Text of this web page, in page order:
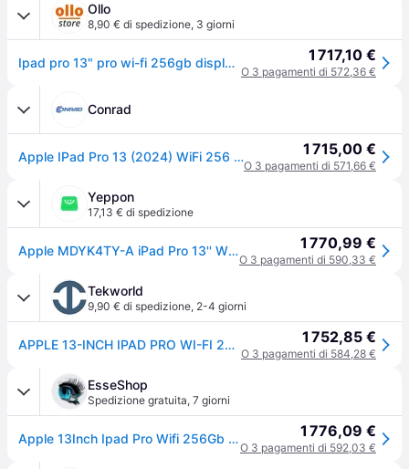
Ollo
8,90 € di spedizione, 3 giorni
Ipad pro 13" pro wi-fi 256gb display standard argento 1 717,10 €
O 3 pagamenti di 572,36 €
Conrad
Apple IPad Pro 13 (2024) WiFi 256 GB Argento 33 cm (13 pollici) Apple M5 1 715,00 €
O 3 pagamenti di 571,66 €
Yeppon
17,13 € di spedizione
Apple MDYK4TY-A iPad Pro 13'' Wi-Fi 256GB Display Standard Argento 1 770,99 €
O 3 pagamenti di 590,33 €
Tekworld
9,90 € di spedizione, 2-4 giorni
APPLE 13-INCH IPAD PRO WI-FI 256GB WITH STANDARD GLASS SILVER 1 752,85 €
O 3 pagamenti di 584,28 €
EsseShop
Spedizione gratuita, 7 giorni
Apple 13Inch Ipad Pro Wifi 256Gb With Standard Glass Silver 1 776,09 €
O 3 pagamenti di 592,03 €